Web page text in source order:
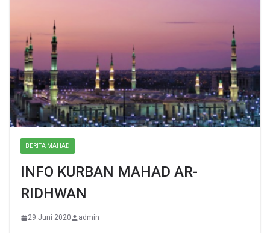
BERITA MAHAD
INFO KURBAN MAHAD AR-
RIDHWAN
29 Juni 2020 admin